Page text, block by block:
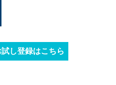
し登録はこちら